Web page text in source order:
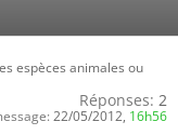
espèces animales ou
Réponses: 2
22/05/2012, 16h56